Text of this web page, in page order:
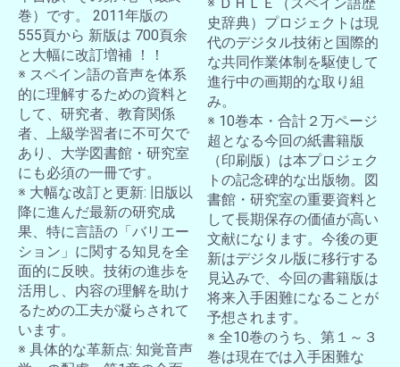
巻）です。 2011年版の
555頁から 新版は 700頁余
と大幅に改訂増補 ！！
※ スペイン語の音声を体系
的に理解するための資料と
して、研究者、教育関係
者、上級学習者に不可欠で
あり、大学図書館・研究室
にも必須の一冊です。
※ 大幅な改訂と更新: 旧版以
降に進んだ最新の研究成
果、特に言語の「バリエー
ション」に関する知見を全
面的に反映。技術の進歩を
活用し、内容の理解を助け
るための工夫が凝らされて
います。
※ 具体的な革新点: 知覚音声
史辞典）プロジェクトは現
代のデジタル技術と国際的
な共同作業体制を駆使して
進行中の画期的な取り組
み。
※ 10巻本・合計２万ページ
超となる今回の紙書籍版
（印刷版）は本プロジェク
トの記念碑的な出版物。図
書館・研究室の重要資料と
して長期保存の価値が高い
文献になります。今後の更
新はデジタル版に移行する
見込みで、今回の書籍版は
将来入手困難になることが
予想されます。
※ 全10巻のうち、第１～３
巻は現在では入手困難な